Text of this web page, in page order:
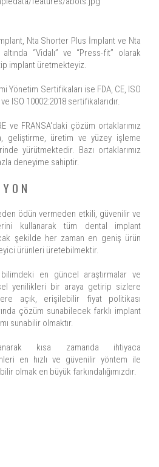
Nta Shorter Plus İmplant ve Nta
“Vidalı” ve “Press-fit” olarak
implant üretmekteyiz.
Yönetim Sertifikaları ise FDA, CE, ISO
ISO 10002:2018 sertifikalarıdır.
ve FRANSA'daki çözüm ortaklarımız
geliştirme, üretim ve yüzey işleme
yürütmektedir. Bazı ortaklarımız
deneyime sahiptir.
ödün vermeden etkili, güvenilir ve
kullanarak tüm dental implant
şekilde her zaman en geniş ürün
ürünleri üretebilmektir.
en güncel araştırmalar ve
yenilikleri bir araya getirip sizlere
açık, erişilebilir fiyat politikası
çözüm sunabilecek farklı implant
sunabilir olmaktır.
kısa zamanda ihtiyaca
en hızlı ve güvenilir yöntem ile
olmak en büyük farkındalığımızdır.